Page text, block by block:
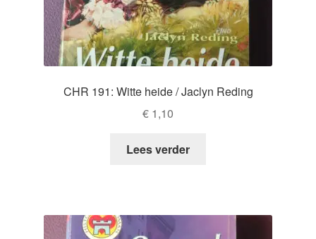
CHR 191: Witte heide / Jaclyn Reding
€ 1,10
Lees verder